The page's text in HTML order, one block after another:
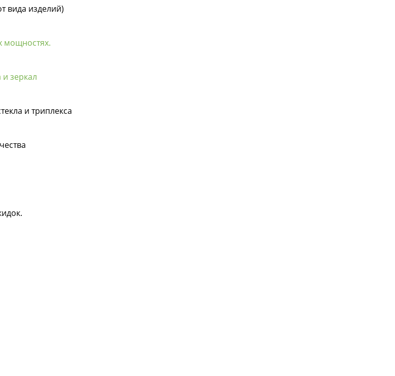
вида изделий)
мощностях.
зеркал
и триплекса